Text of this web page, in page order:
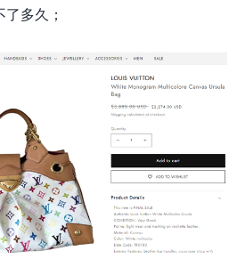
多久；